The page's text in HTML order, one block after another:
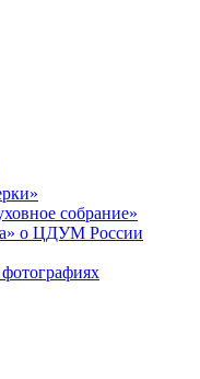
собрание»
о ЦДУМ России